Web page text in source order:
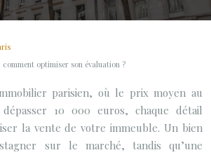
optimiser son évaluation ?
parisien, où le prix moyen au
10 000 euros, chaque détail
la vente de votre immeuble. Un bien
sur le marché, tandis qu’une